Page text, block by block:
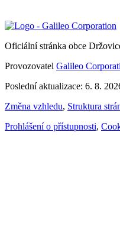
Oficiální stránka obce
Provozovatel Galileo
Poslední aktualizace: 6. 8.
Změna vzhledu, Struktura
Prohlášení o přístupnosti,